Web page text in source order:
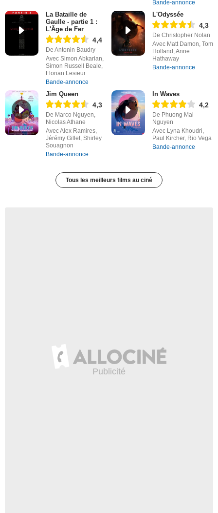
Bande-annonce
La Bataille de
Gaulle - partie 1 :
L'Âge de Fer
4,4
De Antonin Baudry
Avec Simon Abkarian,
Simon Russell Beale,
Florian Lesieur
Bande-annonce
L'Odyssée
4,3
De Christopher Nolan
Avec Matt Damon, Tom
Holland, Anne
Hathaway
Bande-annonce
Jim Queen
4,3
De Marco Nguyen,
Nicolas Athane
Avec Alex Ramires,
Jérémy Gillet, Shirley
Souagnon
Bande-annonce
In Waves
4,2
De Phuong Mai
Nguyen
Avec Lyna Khoudri,
Paul Kircher, Rio Vega
Bande-annonce
Tous les meilleurs films au ciné